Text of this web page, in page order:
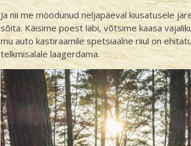
Ja nii me möödunud neljapäeval kiusatusele
sõita. Käisime poest läbi, võtsime kaasa
mu auto kastiraamile spetsiaalne riiul on
telkmisalale laagerdama.